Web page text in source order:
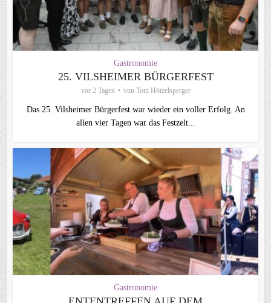
Gastronomie
25. VILSHEIMER BÜRGERFEST
vor 2 Tagen von Toni Hötzelsperger
Das 25. Vilsheimer Bürgerfest war wieder ein voller Erfolg. An
allen vier Tagen war das Festzelt...
Gastronomie